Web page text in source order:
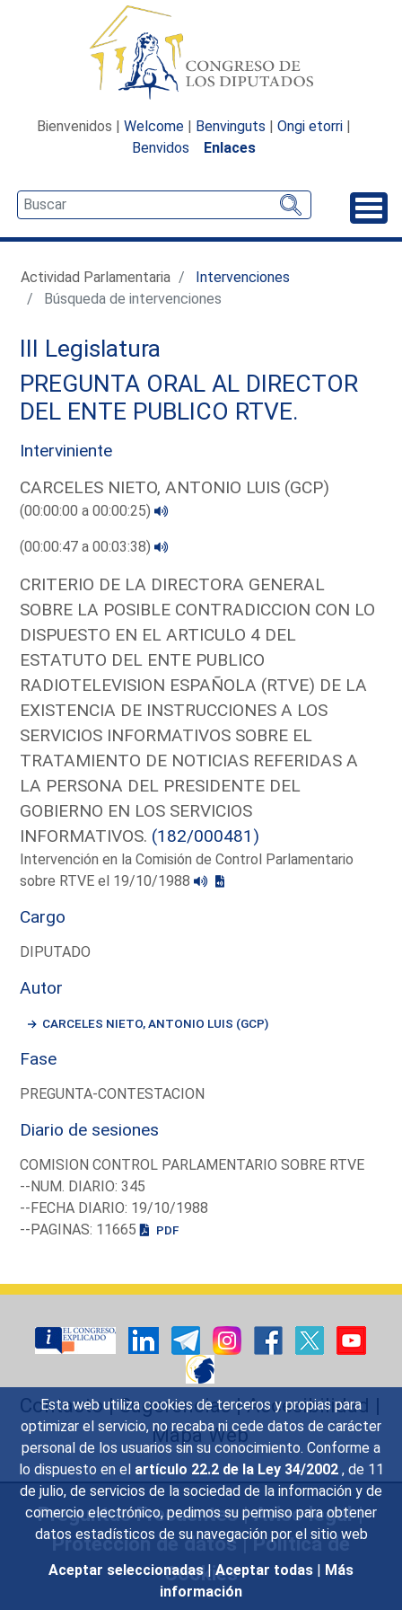
Esta web utiliza cookies de terceros y propias para
optimizar el servicio, no recaba ni cede datos de carácter
personal de los usuarios sin su conocimiento. Conforme a
lo dispuesto en el artículo 22.2 de la Ley 34/2002 , de 11
de julio, de servicios de la sociedad de la información y de
comercio electrónico, pedimos su permiso para obtener
datos estadísticos de su navegación por el sitio web
Aceptar seleccionadas | Aceptar todas | Más
información
Bienvenidos | Welcome | Benvinguts | Ongi etorri |
Benvidos
Enlaces
Actividad Parlamentaria
Intervenciones
Búsqueda de intervenciones
III Legislatura
PREGUNTA ORAL AL DIRECTOR
DEL ENTE PUBLICO RTVE.
Interviniente
CARCELES NIETO, ANTONIO LUIS (GCP)
(00:00:00 a 00:00:25)
(00:00:47 a 00:03:38)
CRITERIO DE LA DIRECTORA GENERAL
SOBRE LA POSIBLE CONTRADICCION CON LO
DISPUESTO EN EL ARTICULO 4 DEL
ESTATUTO DEL ENTE PUBLICO
RADIOTELEVISION ESPAÑOLA (RTVE) DE LA
EXISTENCIA DE INSTRUCCIONES A LOS
SERVICIOS INFORMATIVOS SOBRE EL
TRATAMIENTO DE NOTICIAS REFERIDAS A
LA PERSONA DEL PRESIDENTE DEL
GOBIERNO EN LOS SERVICIOS
INFORMATIVOS. (182/000481)
Intervención en la Comisión de Control Parlamentario
sobre RTVE el 19/10/1988
Cargo
DIPUTADO
Autor
CARCELES NIETO, ANTONIO LUIS (GCP)
Fase
PREGUNTA-CONTESTACION
Diario de sesiones
COMISION CONTROL PARLAMENTARIO SOBRE RTVE
--NUM. DIARIO: 345
--FECHA DIARIO: 19/10/1988
--PAGINAS: 11665
PDF
Contacto|Sugerencias|Accesibilidad |
Mapa Web
Preguntas Frecuentes|Aviso legal|
Protección de datos|Política de
Cookies